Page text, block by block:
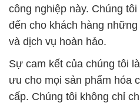
ưu cho mọi sản phẩm hóa
cấp. Chúng tôi không chỉ
hàng đầu mà còn đặt sự
đề môi trường. Chất lượng
trọng đến môi trường là
mà chúng tôi luôn duy trì